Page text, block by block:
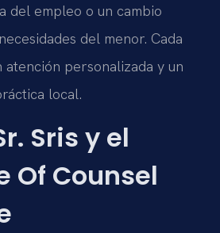
del empleo o un cambio
del menor. Cada
atención personalizada y un
local.
Sris y el
Of Counsel